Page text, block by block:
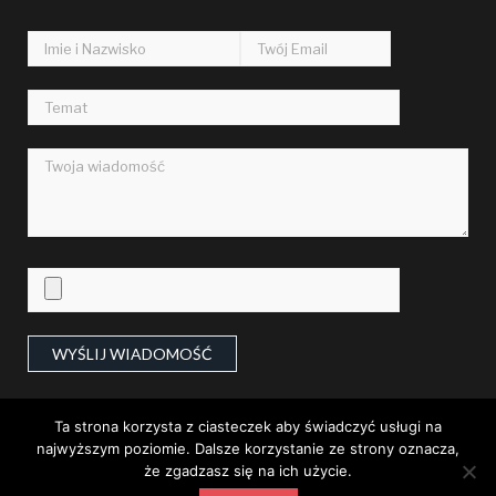
Carmen Gorczany
Terry Wilderman
intangible
09:37, 08.13.2023
© 2000-2014 wegliniec24.pl Wszelkie prawa zastrzeżone. |
Ta strona korzysta z ciasteczek aby świadczyć usługi na
najwyższym poziomie. Dalsze korzystanie ze strony oznacza,
że zgadzasz się na ich użycie.